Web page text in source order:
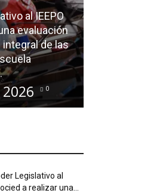
al IEEPO
evaluación
de las
0
Legislativo al
a realizar una...